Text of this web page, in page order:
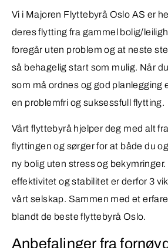
Vi i Majoren Flyttebyrå Oslo AS er
deres flytting fra gammel bolig/
foregår uten problem og at neste
så behagelig start som mulig. Når
som må ordnes og god planlegging
en problemfri og suksessfull flytting.
Vårt flyttebyrå hjelper deg med alt
flyttingen og sørger for at både du
ny bolig uten stress og
effektivitet og stabilitet er derfor 3
vårt selskap. Sammen med et
blandt de beste flyttebyrå Oslo.
Anbefalinger fra